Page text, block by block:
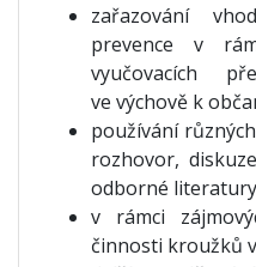
zařazování
prevence v
vyučovacích
ve výchově k
používání
rozhovor,
odborné literatury
v rámci
činnosti kroužků